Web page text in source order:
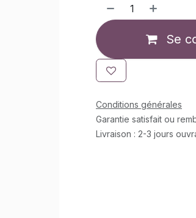
Se
Conditions générales
Garantie satisfait ou
Livraison : 2-3 jours